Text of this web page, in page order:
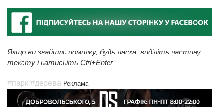
Якщо ви знайшли помилку, будь ласка, виділіть частину
тексту і натисніть Ctrl+Enter
#парк #дерева Реклама